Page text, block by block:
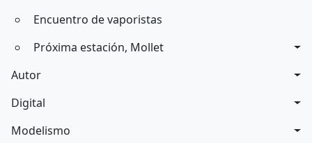
Encuentro de vaporistas
Próxima estación, Mollet
Autor
Digital
Modelismo